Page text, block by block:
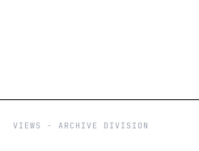
VIEWS - ARCHIVE DIVISION